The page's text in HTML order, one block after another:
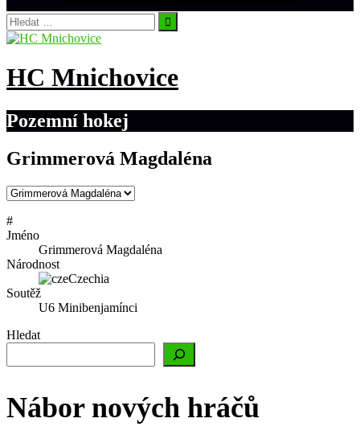
Vyhledávání
HC Mnichovice
Pozemní hokej
Grimmerová Magdaléna
#
Jméno
Grimmerová Magdaléna
Národnost
Czechia
Soutěž
U6 Minibenjamínci
Hledat
Nábor nových hráčů